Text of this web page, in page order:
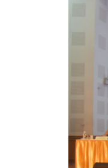
ศูนย์อำนวยก
งานแผนการ